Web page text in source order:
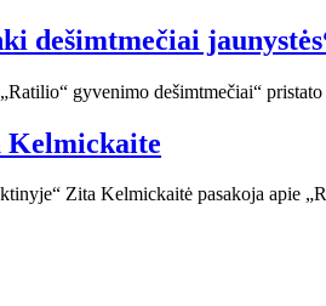
dešimtmečiai
gyvenimo dešimtmečiai“
Kelmickaite
Zita Kelmickaitė pasakoja apie